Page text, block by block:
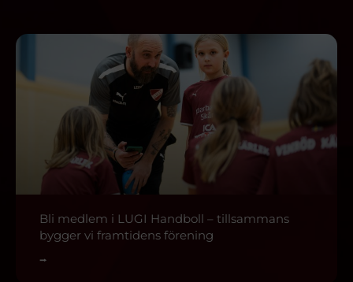
Bli medlem i LUGI Handboll – tillsammans
bygger vi framtidens förening
⭢